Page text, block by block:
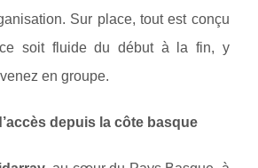
Sur place, tout est conçu
soit fluide du début à la fin, y
en groupe.
depuis la côte basque